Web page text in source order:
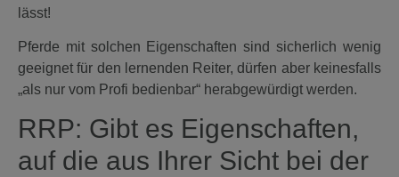
lässt!
Pferde mit solchen Eigenschaften sind sicherlich wenig
geeignet für den lernenden Reiter, dürfen aber keinesfalls
„als nur vom Profi bedienbar“ herabgewürdigt werden.
RRP: Gibt es Eigenschaften,
auf die aus Ihrer Sicht bei der